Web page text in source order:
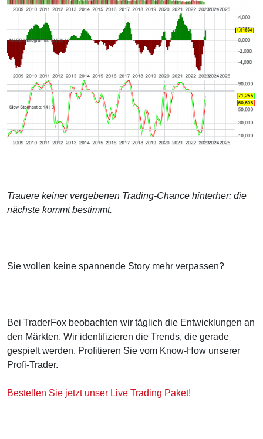
Trauere keiner vergebenen Trading-Chance hinterher: die
nächste kommt bestimmt.
Sie wollen keine spannende Story mehr verpassen?
Bei TraderFox beobachten wir täglich die Entwicklungen an
den Märkten. Wir identifizieren die Trends, die gerade
gespielt werden. Profitieren Sie vom Know-How unserer
Profi-Trader.
Bestellen Sie jetzt unser Live Trading Paket!